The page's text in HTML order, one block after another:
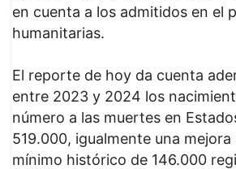
en cuenta a los admitidos en el
humanitarias.
El reporte de hoy da cuenta
entre 2023 y 2024 los
número a las muertes en
519.000, igualmente una
mínimo histórico de 146.000